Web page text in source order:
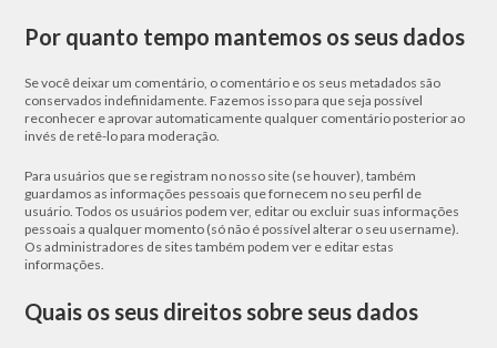
Por quanto tempo mantemos os seus dados
Se você deixar um comentário, o comentário e os seus metadados são
conservados indefinidamente. Fazemos isso para que seja possível
reconhecer e aprovar automaticamente qualquer comentário posterior ao
invés de retê-lo para moderação.
Para usuários que se registram no nosso site (se houver), também
guardamos as informações pessoais que fornecem no seu perfil de
usuário. Todos os usuários podem ver, editar ou excluir suas informações
pessoais a qualquer momento (só não é possível alterar o seu username).
Os administradores de sites também podem ver e editar estas
informações.
Quais os seus direitos sobre seus dados